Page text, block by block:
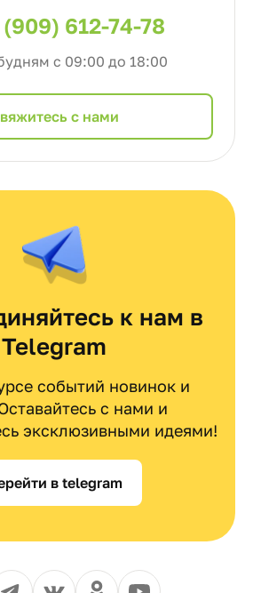
(909) 612-74-78
с 09:00 до 18:00
с нами
к нам в
Telegram
событий новинок и
с нами и
эксклюзивными идеями!
в telegram